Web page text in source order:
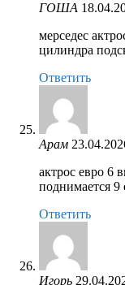
ГОША
мерседес
цилиндра
Ответить
Арам
актрос евро 6
поднимается
Ответить
Игорь